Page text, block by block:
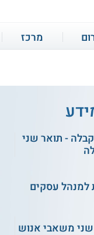
מרכז
ומשפט - תואר שני
במנהל עסקים
אישי חינם
- תואר שני
למנהל עסקים
משאבי אנוש